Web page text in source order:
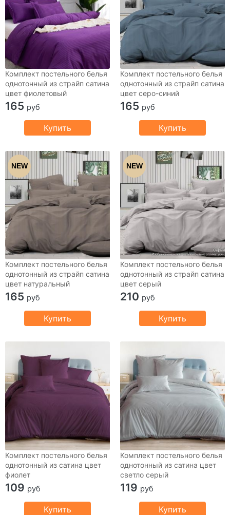
Комплект постельного белья
однотонный из страйп сатина
цвет фиолетовый
165 руб
Купить
Комплект постельного белья
однотонный из страйп сатина
цвет серо-синий
165 руб
Купить
NEW
Комплект постельного белья
однотонный из страйп сатина
цвет натуральный
165 руб
Купить
NEW
Комплект постельного белья
однотонный из страйп сатина
цвет серый
210 руб
Купить
Комплект постельного белья
однотонный из сатина цвет
фиолет
109 руб
Купить
Комплект постельного белья
однотонный из сатина цвет
светло серый
119 руб
Купить